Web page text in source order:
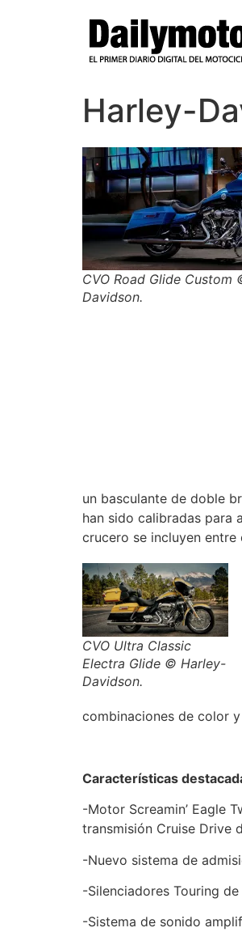
Harley-
CVO Road Glide Custom
Davidson.
un basculante de doble
han sido calibradas para
crucero se incluyen entre
CVO Ultra Classic
Electra Glide © Harley-
Davidson.
combinaciones de color
Características
-Motor Screamin’ Eagle
transmisión Cruise Drive
-Nuevo sistema de
-Silenciadores Touring
-Sistema de sonido